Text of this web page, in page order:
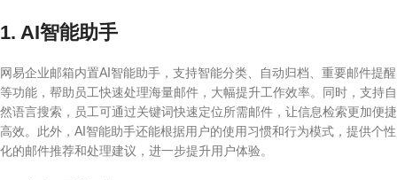
1. AI智能助手
网易企业邮箱内置AI智能助手，支持智能分类、自动归档、重要邮件提醒
等功能，帮助员工快速处理海量邮件，大幅提升工作效率。同时，支持自
然语言搜索，员工可通过关键词快速定位所需邮件，让信息检索更加便捷
高效。此外，AI智能助手还能根据用户的使用习惯和行为模式，提供个性
化的邮件推荐和处理建议，进一步提升用户体验。